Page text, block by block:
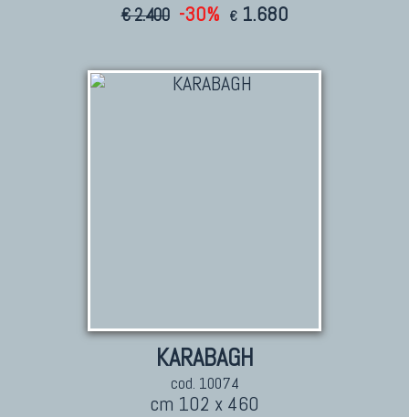
€ 2.400 -30% € 1.680
KARABAGH
cod. 10074
cm 102 x 460